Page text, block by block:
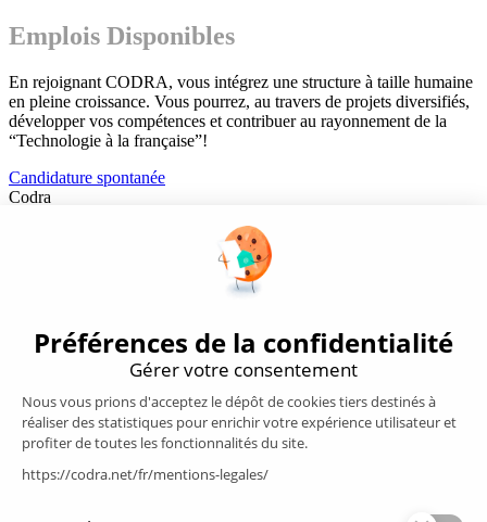
Emplois Disponibles
En rejoignant CODRA, vous intégrez une structure à taille humaine
en pleine croissance. Vous pourrez, au travers de projets diversifiés,
développer vos compétences et contribuer au rayonnement de la
“Technologie à la française”!
Candidature spontanée
Codra
Éditeur des logiciels Panorama Suite et COOX Origin, CODRA est
également un acteur reconnu dans le secteur de l'ingénierie logicielle
Supervision/SCADA
Suivi énergie
MES